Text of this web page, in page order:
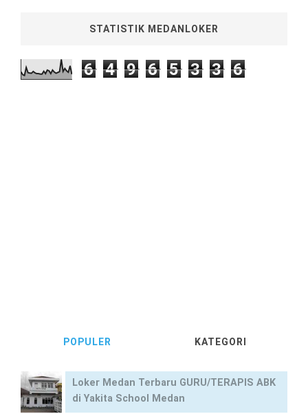
STATISTIK MEDANLOKER
6 4 9 6 5 3 3 6
POPULER KATEGORI
Loker Medan Terbaru GURU/TERAPIS ABK
di Yakita School Medan